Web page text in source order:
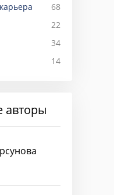
68
22
34
14
авторы